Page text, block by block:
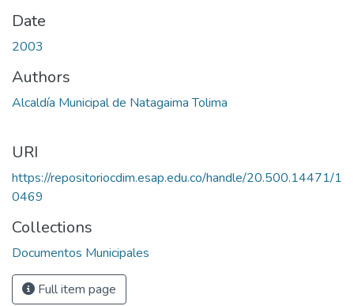
Date
2003
Authors
Alcaldía Municipal de Natagaima Tolima
URI
https://repositoriocdim.esap.edu.co/handle/20.500.14471/1
0469
Collections
Documentos Municipales
Full item page